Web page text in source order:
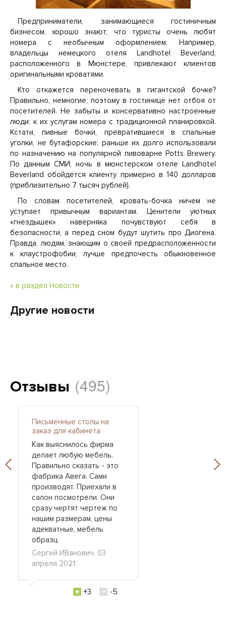
Предприниматели, занимающиеся гостиничным
бизнесом, хорошо знают, что туристы очень любят
номера с необычным оформлением. Например,
владельцы немецкого отеля Landhotel Beverland,
расположенного в Мюнстере, привлекают клиентов
оригинальными кроватями.
Кто откажется переночевать в гигантской бочке?
Правильно, немногие, поэтому в гостинице нет отбоя от
посетителей. Не забыты и консервативно настроенные
люди: к их услугам номера с традиционной планировкой.
Кстати, пивные бочки, превратившиеся в спальные
уголки, не бутафорские: раньше их долго использовали
по назначению на популярной пивоварне Potts Brewery.
По данным СМИ, ночь в мюнстерском отеле Landhotel
Beverland обойдётся клиенту примерно в 140 долларов
(приблизительно 7 тысяч рублей).
По словам посетителей, кровать-бочка ничем не
уступает привычным вариантам. Ценители уютных
«гнёздышек» наверняка почувствуют себя в
безопасности, а перед сном будут шутить про Диогена.
Правда, людям, знающим о своей предрасположенности
к клаустрофобии, лучше предпочесть обыкновенное
спальное место.
« в раздел Новости
Другие новости
Отзывы (495)
Письменные столы на
заказ для кабинета
Как выяснилось фирма
делает любую мебель.
Правильно сказать - это
фабрика Авега. Сами
производят. Приехали в
салон посмотрели. Они
сразу чертят чертеж по
нашим размерам, цены
адекватные, мебель
образц
Сергей ИВанович, 03
апреля 2021
+3 -5